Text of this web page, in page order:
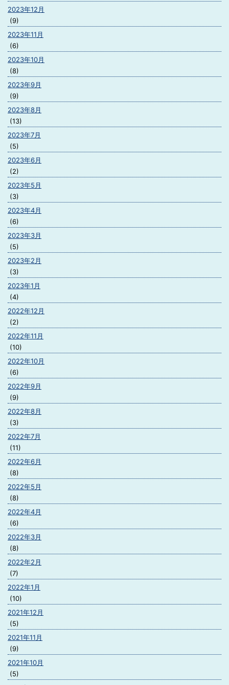
2023年12月
(9)
2023年11月
(6)
2023年10月
(8)
2023年9月
(9)
2023年8月
(13)
2023年7月
(5)
2023年6月
(2)
2023年5月
(3)
2023年4月
(6)
2023年3月
(5)
2023年2月
(3)
2023年1月
(4)
2022年12月
(2)
2022年11月
(10)
2022年10月
(6)
2022年9月
(9)
2022年8月
(3)
2022年7月
(11)
2022年6月
(8)
2022年5月
(8)
2022年4月
(6)
2022年3月
(8)
2022年2月
(7)
2022年1月
(10)
2021年12月
(5)
2021年11月
(9)
2021年10月
(5)